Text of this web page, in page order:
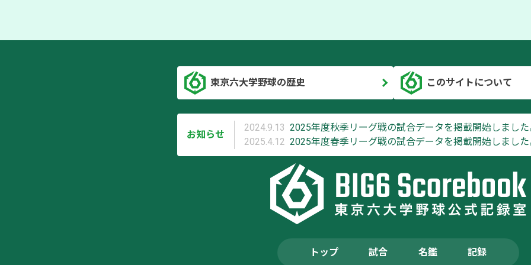
東京六大学野球の歴史 このサイトについて
お知らせ
2024.9.13 2025年度秋季リーグ戦の試合データを掲載開始しまし
2025.4.12 2025年度春季リーグ戦の試合データを掲載開始しまし
トップ 試合 名鑑 記録